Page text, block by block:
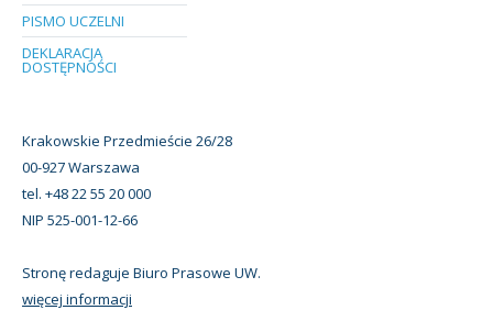
PISMO UCZELNI
DEKLARACJA
DOSTĘPNOŚCI
Krakowskie Przedmieście 26/28
00-927 Warszawa
tel. +48 22 55 20 000
NIP 525-001-12-66
Stronę redaguje Biuro Prasowe UW.
więcej informacji